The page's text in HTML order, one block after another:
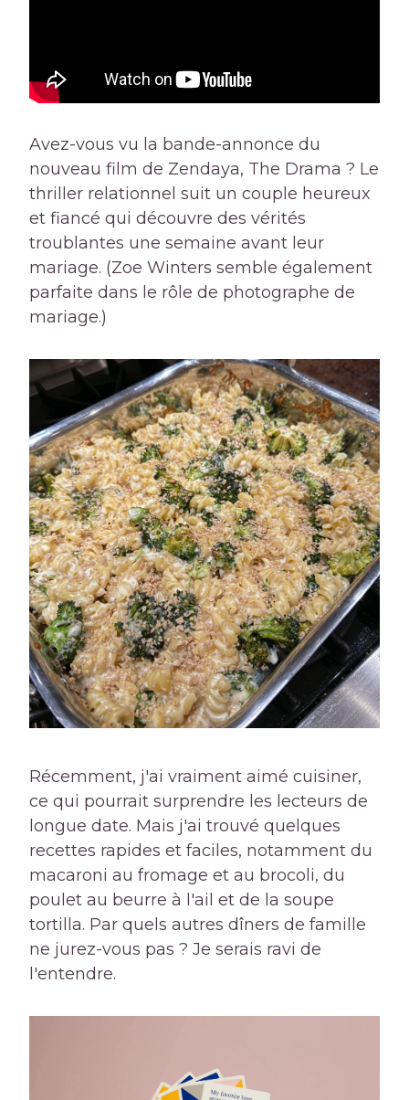
Avez-vous vu la bande-annonce du
nouveau film de Zendaya, The Drama ? Le
thriller relationnel suit un couple heureux
et fiancé qui découvre des vérités
troublantes une semaine avant leur
mariage. (Zoe Winters semble également
parfaite dans le rôle de photographe de
mariage.)
Récemment, j'ai vraiment aimé cuisiner,
ce qui pourrait surprendre les lecteurs de
longue date. Mais j'ai trouvé quelques
recettes rapides et faciles, notamment du
macaroni au fromage et au brocoli, du
poulet au beurre à l'ail et de la soupe
tortilla. Par quels autres dîners de famille
ne jurez-vous pas ? Je serais ravi de
l'entendre.